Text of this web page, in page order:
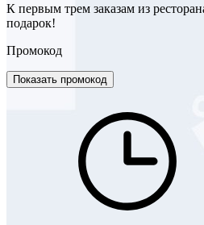
К первым трем заказам из
подарок!
Промокод
Показать промокод